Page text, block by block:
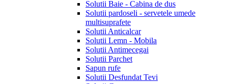
Solutii Baie - Cabina de dus
Solutii pardoseli - servetele umede
multisuprafete
Solutii Anticalcar
Solutii Lemn - Mobila
Solutii Antimecegai
Solutii Parchet
Sapun rufe
Solutii Desfundat Tevi